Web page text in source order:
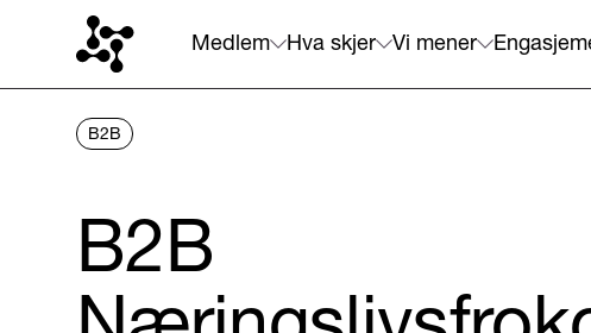
Medlem Hva skjer Vi mener
B2B
B2B